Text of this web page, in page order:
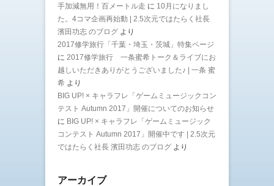
手加減無用！百メートル走 に 10月になりまし
た。4コマ企画再始動 | 2.5次元ではたらく社長
濱田功志 のブログ より
2017修学旅行「千葉・埼玉・茨城」特集ページ
に 2017修学旅行 一条蜜希トーク＆ライブにお
越しいただきありがとうございました♪ | 一条 蜜
希 より
BIG UP! × キャラフレ「ゲームミュージックコン
テスト Autumn 2017」開催についてのお知らせ
に BIG UP! × キャラフレ「ゲームミュージック
コンテスト Autumn 2017」開催中です | 2.5次元
ではたらく社長 濱田功志 のブログ より
アーカイブ